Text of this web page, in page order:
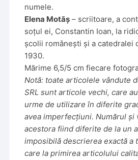
numele.
Elena Motăș – scriitoare, a
soțul ei, Constantin Ioan, la
școlii românești și a catedralei
1930.
Mărime 6,5/5 cm fiecare
Notă: toate articolele vândute
SRL sunt articole vechi, care
urme de utilizare în diferite
avea imperfecțiuni. Numărul și
acestora fiind diferite de la un
imposibilă descrierea exactă a
care la primirea articolului